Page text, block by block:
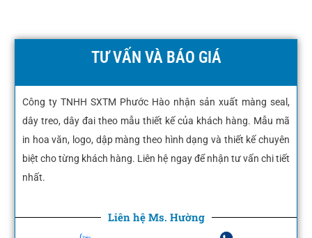
TƯ VẤN VÀ BÁO GIÁ
Công ty TNHH SXTM Phước Hào nhận sản xuất màng seal,
dây treo, dây đai theo mẫu thiết kế của khách hàng. Mẫu mã
in hoa văn, logo, dập màng theo hình dạng và thiết kế chuyên
biệt cho từng khách hàng. Liên hệ ngay để nhận tư vấn chi tiết
nhất.
Liên hệ Ms. Hường